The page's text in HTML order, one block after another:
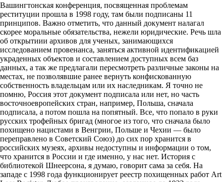
Вашингтонская конференция, посвященная проблемам
реституции прошла в 1998 году, там были подписаны 11
принципов. Важно отметить, что данный документ налагал
скорее моральные обязательства, нежели юридические. Речь шла
об открытиии архивов для ученых, занимающихся
исследованием провенанса, заняться активной идентификацией
украденных объектов и составлением доступных всем баз
данных, а так же предлагали пересмотреть различные законы на
местах, не позволявшие ранее вернуть конфискованную
собственность владельцам или их наследникам. Я точно не
помню, Россия этот документ подписала или нет, но часть
восточноевропейских стран, например, Польша, сначала
подписала, а потом пошла на попятный. Все, что попало в руки
русских трофейных бригад (многое из того, что сначала было
похищено нацистами в Венгрии, Польше и Чехии — было
переправлено в Советский Союз) до сих пор хранится в
российских музеях, архивы недоступны и информации о том,
что хранится в России и где именно, у нас нет. История с
библиотекой Шнеерсона, я думаю, говорит сама за себя. На
западе с 1998 года функционирует реестр похищенных работ Art